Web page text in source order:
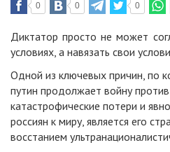
0 0 0
Диктатор просто не может
условиях, а навязать свои
Одной из ключевых причин, по
путин продолжает войну
катастрофические потери и
россиян к миру, является его
восстанием